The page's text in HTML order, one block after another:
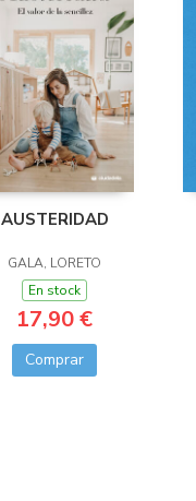
AUSTERIDAD
GALA, LORETO
En stock
17,90 €
Comprar